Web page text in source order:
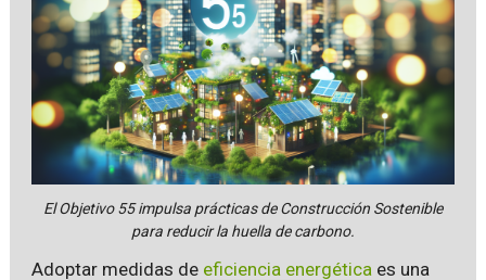
El Objetivo 55 impulsa prácticas de Construcción Sostenible
para reducir la huella de carbono.
Adoptar medidas de eficiencia energética es una